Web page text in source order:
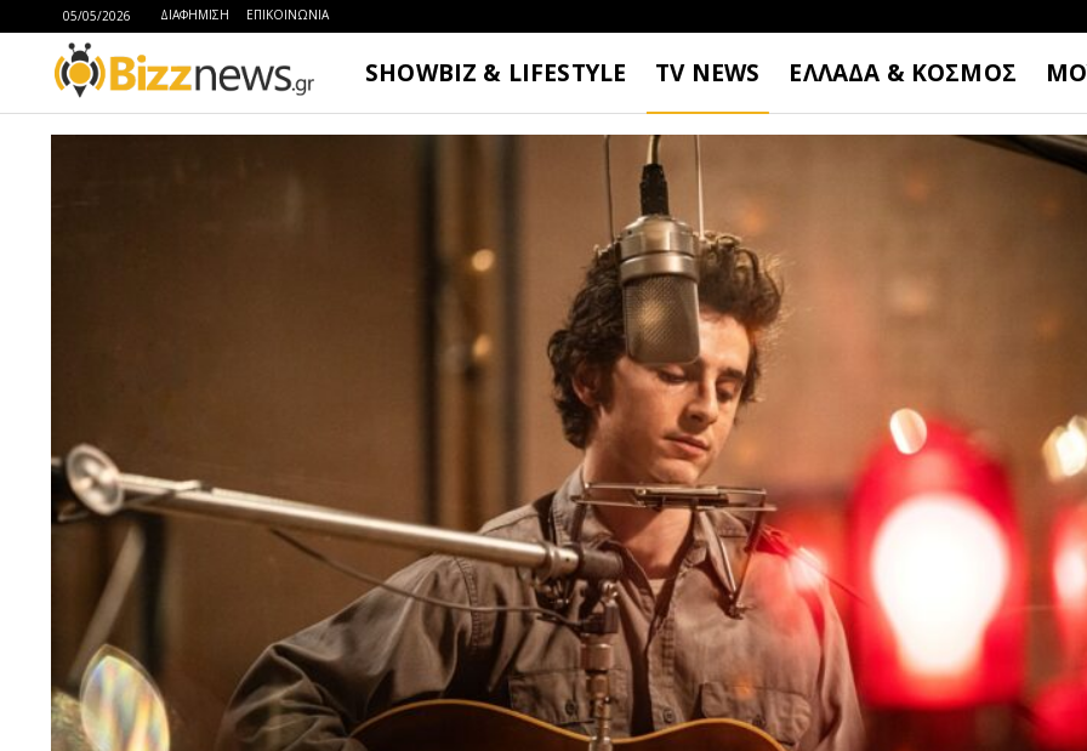
05/05/2026 ΔΙΑΦΗΜΙΣΗ ΕΠΙΚΟΙΝΩΝΙΑ
SHOWBIZ & LIFESTYLE TV NEWS ΕΛΛΑΔΑ & ΚΟΣΜΟΣ